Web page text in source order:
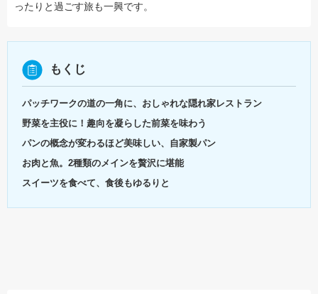
ったりと過ごす旅も一興です。
もくじ
パッチワークの道の一角に、おしゃれな隠れ家レストラン
野菜を主役に！趣向を凝らした前菜を味わう
パンの概念が変わるほど美味しい、自家製パン
お肉と魚。2種類のメインを贅沢に堪能
スイーツを食べて、食後もゆるりと